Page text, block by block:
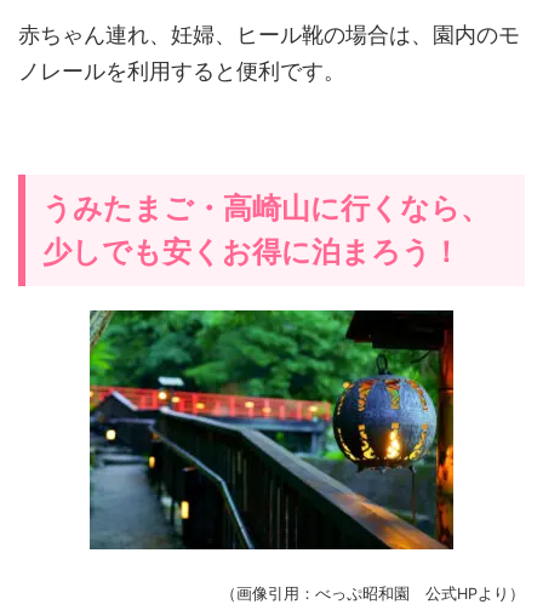
赤ちゃん連れ、妊婦、ヒール靴の場合は、園内のモ
ノレールを利用すると便利です。
うみたまご・高崎山に行くなら、
少しでも安くお得に泊まろう！
（画像引用：べっぷ昭和園 公式HPより）